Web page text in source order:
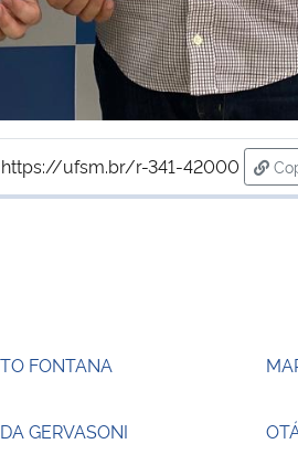
https://ufsm.br/r-341-42000
FONTANA
GERVASONI